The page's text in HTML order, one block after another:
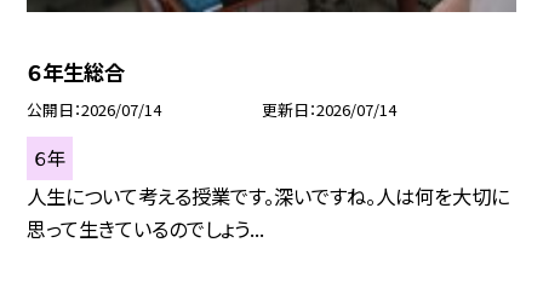
６年生総合
公開日 2026/07/14 更新日 2026/07/14
６年
人生について考える授業です。深いですね。人は何を大切に
思って生きているのでしょう...